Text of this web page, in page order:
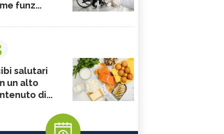
funz...
salutari
un alto
di...